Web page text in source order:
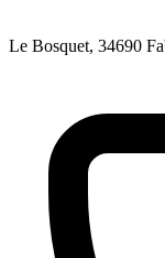
Le Bosquet, 34690